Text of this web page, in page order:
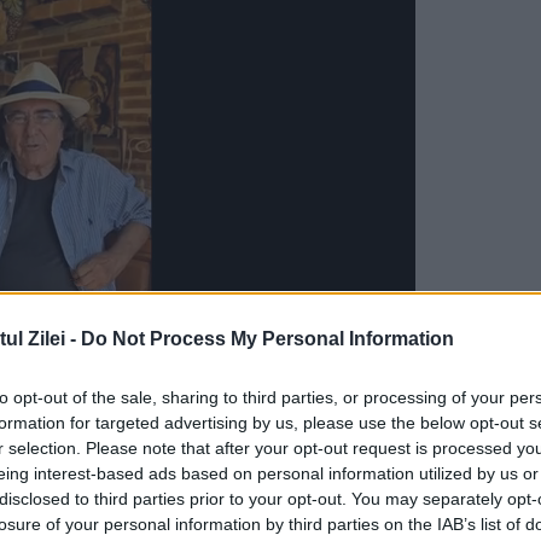
Zilei - Do Not Process My Personal Information
opt-out of the sale, sharing to third parties, or processing of your
for targeted advertising by us, please use the below opt-out
selection. Please note that after your opt-out request is processed
interest-based ads based on personal information utilized by us
to third parties prior to your opt-out. You may separately
of your personal information by third parties on the IAB’s list of
mai mari atrocități comise de comuniștii
a 10.000 de persoane, în urma unei
țării.Drama acelor zile i-a impresionat pe
marcarea evenimentului. Cei mai mulți